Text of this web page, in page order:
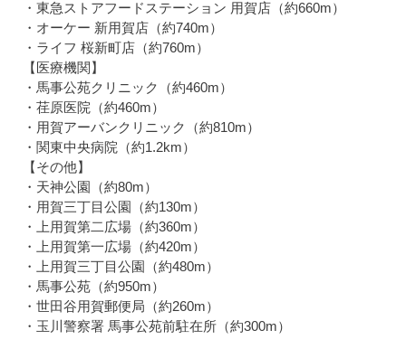
・東急ストアフードステーション 用賀店（約660m）
・オーケー 新用賀店（約740m）
・ライフ 桜新町店（約760m）
【医療機関】
・馬事公苑クリニック（約460m）
・荏原医院（約460m）
・用賀アーバンクリニック（約810m）
・関東中央病院（約1.2km）
【その他】
・天神公園（約80m）
・用賀三丁目公園（約130m）
・上用賀第二広場（約360m）
・上用賀第一広場（約420m）
・上用賀三丁目公園（約480m）
・馬事公苑（約950m）
・世田谷用賀郵便局（約260m）
・玉川警察署 馬事公苑前駐在所（約300m）